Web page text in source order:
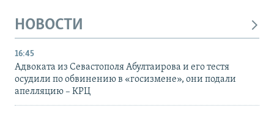
НОВОСТИ
16:45
Адвоката из Севастополя Абултаирова и его тестя
осудили по обвинению в «госизмене», они подали
апелляцию – КРЦ